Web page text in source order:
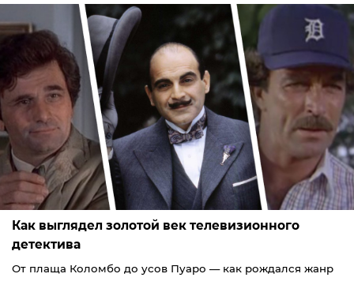
Как выглядел золотой век телевизионного
детектива
От плаща Коломбо до усов Пуаро — как рождался жанр